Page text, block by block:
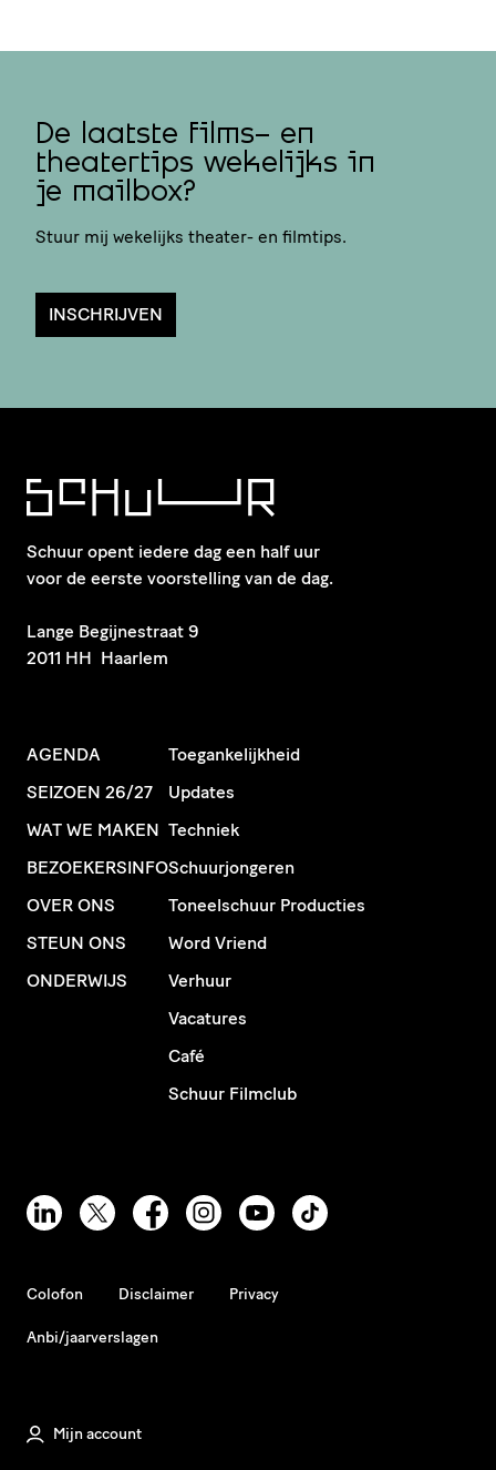
De laatste films- en
theatertips wekelijks in
je mailbox?
Stuur mij wekelijks theater- en filmtips.
INSCHRIJVEN
Schuur opent iedere dag een half uur
voor de eerste voorstelling van de dag.
​Lange Begijnestraat 9
2011 HH Haarlem
AGENDA
SEIZOEN 26/27
WAT WE MAKEN
BEZOEKERSINFO
OVER ONS
STEUN ONS
ONDERWIJS
Toegankelijkheid
Updates
Techniek
Schuurjongeren
Toneelschuur Producties
Word Vriend
Verhuur
Vacatures
Café
Schuur Filmclub
Colofon Disclaimer Privacy
Anbi/jaarverslagen
Mijn account